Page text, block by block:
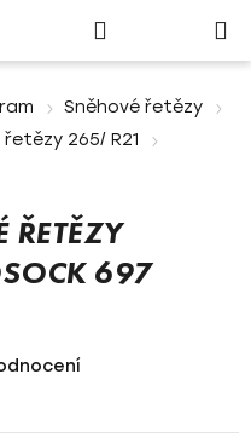
Přihlášení
košík
Sněhové řetězy
265/ R21
697